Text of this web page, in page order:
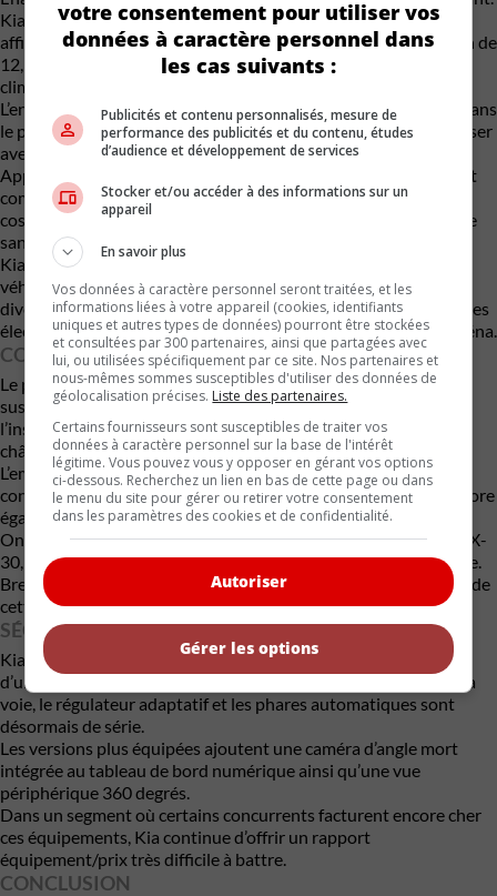
Kia pousse très loin l’intégration numérique avec un immense
affichage panoramique regroupant un écran d’instrumentation de
12,3 pouces, un écran multimédia de 12,3 pouces et un écran
climatique de 5 pouces.
L’ensemble donne une impression très moderne sans tomber dans
le piège des commandes totalement tactiles impossibles à utiliser
avec des gants en janvier.
Apple CarPlay et Android Auto sans fil sont livrés de série, tout
comme les ports USB-C avant et arrière. Les versions plus
cossues ajoutent une chaîne audio Harman Kardon, la recharge
sans fil et une caméra 360 degrés.
Kia ajoute aussi une fonction de diffusion vidéo lorsque le
véhicule est immobilisé. Netflix, Disney+ et YouTube pourront
divertir les passagers pendant les longues recharges de véhicules
électriques des amis… ou lors d’une attente interminable à l’aréna.
CONFORT DE ROULEMENT
Le premier Seltos n’était pas parfait côté raffinement. La
suspension pouvait devenir sèche sur les routes dégradées et
l’insonorisation demeurait moyenne. Kia affirme avoir revu le
châssis afin d’améliorer le confort et la stabilité.
L’empattement allongé devrait effectivement contribuer à une
conduite plus posée sur autoroute. La posture plus large améliore
également la stabilité en courbe.
On ne parle pas ici d’un VUS sportif à la manière d’un Mazda CX-
30, mais plutôt d’un véhicule équilibré, rassurant et confortable.
Bref, exactement ce que recherchent la majorité des acheteurs de
cette catégorie.
SÉCURITÉ
Kia multiplie les systèmes d’aide à la conduite. Le freinage
d’urgence avec assistance aux intersections, le maintien dans la
voie, le régulateur adaptatif et les phares automatiques sont
désormais de série.
Les versions plus équipées ajoutent une caméra d’angle mort
intégrée au tableau de bord numérique ainsi qu’une vue
périphérique 360 degrés.
Dans un segment où certains concurrents facturent encore cher
ces équipements, Kia continue d’offrir un rapport
équipement/prix très difficile à battre.
CONCLUSION
votre consentement pour utiliser vos
données à caractère personnel dans
les cas suivants :
Publicités et contenu personnalisés, mesure de
performance des publicités et du contenu, études
d’audience et développement de services
Stocker et/ou accéder à des informations sur un
appareil
En savoir plus
Vos données à caractère personnel seront traitées, et les
informations liées à votre appareil (cookies, identifiants
uniques et autres types de données) pourront être stockées
et consultées par 300 partenaires, ainsi que partagées avec
lui, ou utilisées spécifiquement par ce site. Nos partenaires et
nous-mêmes sommes susceptibles d'utiliser des données de
géolocalisation précises. Liste des partenaires.
Certains fournisseurs sont susceptibles de traiter vos
données à caractère personnel sur la base de l'intérêt
légitime. Vous pouvez vous y opposer en gérant vos options
ci-dessous. Recherchez un lien en bas de cette page ou dans
le menu du site pour gérer ou retirer votre consentement
dans les paramètres des cookies et de confidentialité.
Autoriser
Gérer les options